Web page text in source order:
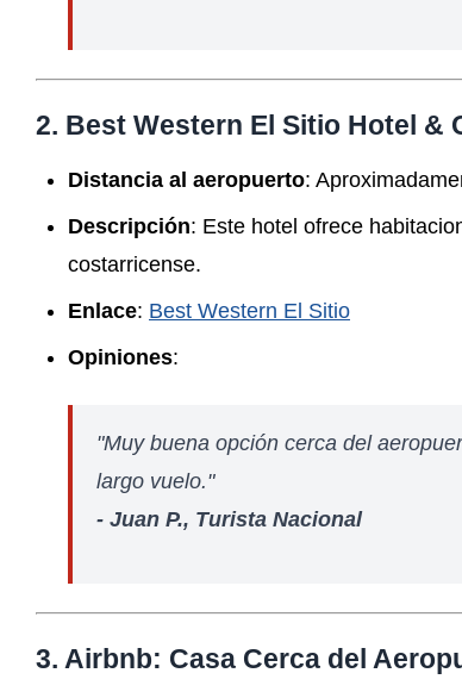
2. Best Western El Sitio Hotel &
Distancia al aeropuerto:
Descripción: Este hotel ofrece
costarricense.
Enlace: Best Western El Sitio
Opiniones:
"Muy buena opción cerca del
largo vuelo."
- Juan P., Turista Nacional
3. Airbnb: Casa Cerca del